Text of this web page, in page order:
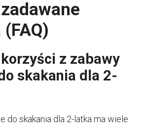
z zabawy
skakania dla 2-
do skakania dla 2-latka ma wiele